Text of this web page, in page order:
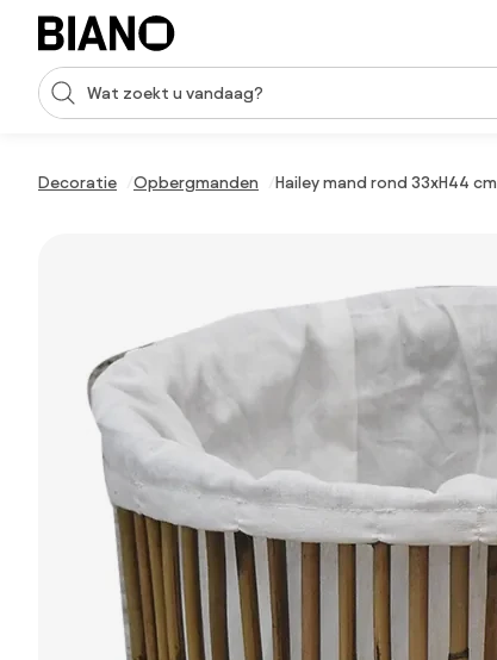
Navigatie overslaan, naar inhoud springen
Zoekopdracht invoeren
Decoratie Opbergmanden Hailey mand rond 33xH44 cm